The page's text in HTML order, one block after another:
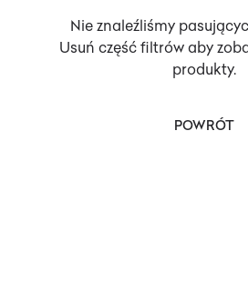
Nie znaleźliśmy
Usuń część filtrów aby
produkty.
POWRÓT